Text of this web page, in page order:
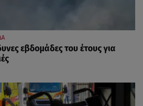
εβδομάδες του έτους για